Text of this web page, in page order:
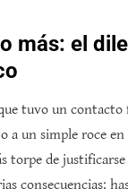
más: el
tuvo un contacto
a un simple roce
torpe de
consecuencias: